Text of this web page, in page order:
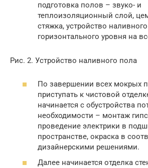
подготовка полов – звуко- и
теплоизоляционный слой,
стяжка, устройство
горизонтального уровня на
Рис. 2. Устройство наливного пола
По завершении всех мокрых
приступать к чистовой
начинается с обустройства
необходимости – монтаж
проведение электрики в
пространстве, окраска в
дизайнерскими решениями.
Далее начинается отделка